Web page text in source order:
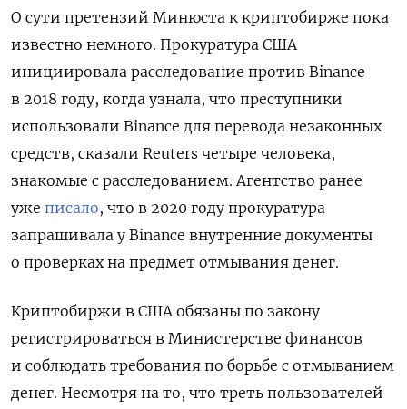
О сути претензий Минюста к криптобирже пока
известно немного. Прокуратура США
инициировала расследование против Binance
в 2018 году, когда узнала, что преступники
использовали Binance для перевода незаконных
средств, сказали Reuters четыре человека,
знакомые с расследованием. Агентство ранее
уже писало, что в 2020 году прокуратура
запрашивала у Binance внутренние документы
о проверках на предмет отмывания денег.
Криптобиржи в США обязаны по закону
регистрироваться в Министерстве финансов
и соблюдать требования по борьбе с отмыванием
денег. Несмотря на то, что треть пользователей